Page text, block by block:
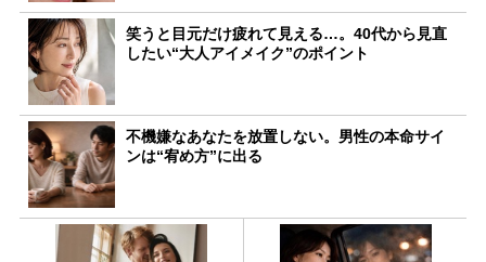
笑うと目元だけ疲れて見える…。40代から見直
したい“大人アイメイク”のポイント
不機嫌なあなたを放置しない。男性の本命サイ
ンは“宥め方”に出る